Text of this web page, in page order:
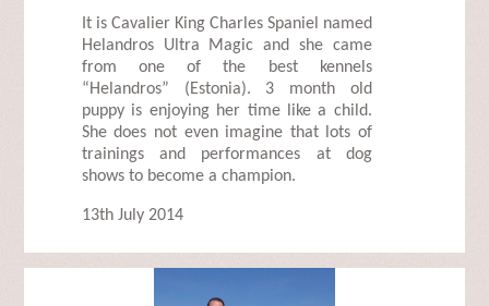
It is Cavalier King Charles Spaniel named
Helandros Ultra Magic and she came
from one of the best kennels
“Helandros” (Estonia). 3 month old
puppy is enjoying her time like a child.
She does not even imagine that lots of
trainings and performances at dog
shows to become a champion.
13th July 2014